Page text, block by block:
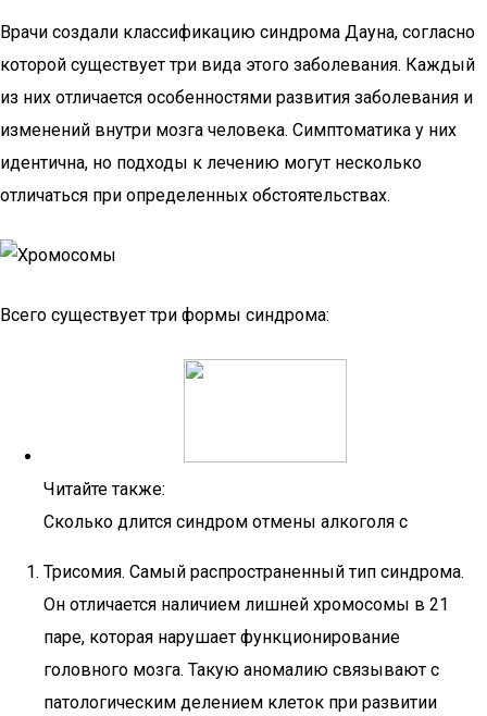
Врачи создали классификацию синдрома Дауна, согласно
которой существует три вида этого заболевания. Каждый
из них отличается особенностями развития заболевания и
изменений внутри мозга человека. Симптоматика у них
идентична, но подходы к лечению могут несколько
отличаться при определенных обстоятельствах.
Всего существует три формы синдрома:
Читайте также:
Сколько длится синдром отмены алкоголя с
Трисомия. Самый распространенный тип синдрома.
Он отличается наличием лишней хромосомы в 21
паре, которая нарушает функционирование
головного мозга. Такую аномалию связывают с
патологическим делением клеток при развитии